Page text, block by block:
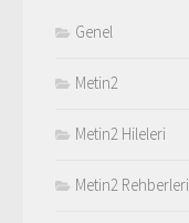
Genel
Metin2
Metin2 Hileleri
Metin2 Rehberleri